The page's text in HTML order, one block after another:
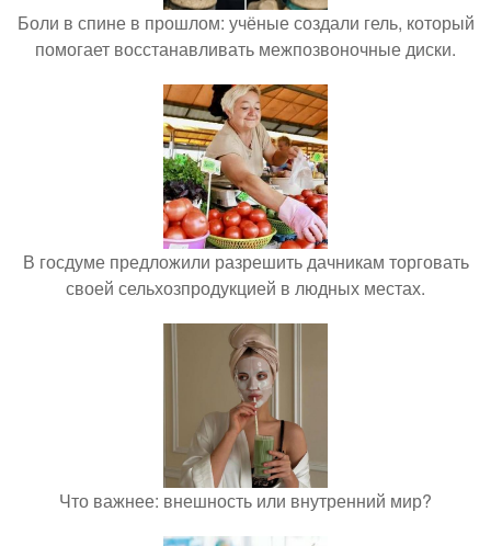
Боли в спине в прошлом: учёные создали гель, который
помогает восстанавливать межпозвоночные диски.
В госдуме предложили разрешить дачникам торговать
своей сельхозпродукцией в людных местах.
Что важнее: внешность или внутренний мир?